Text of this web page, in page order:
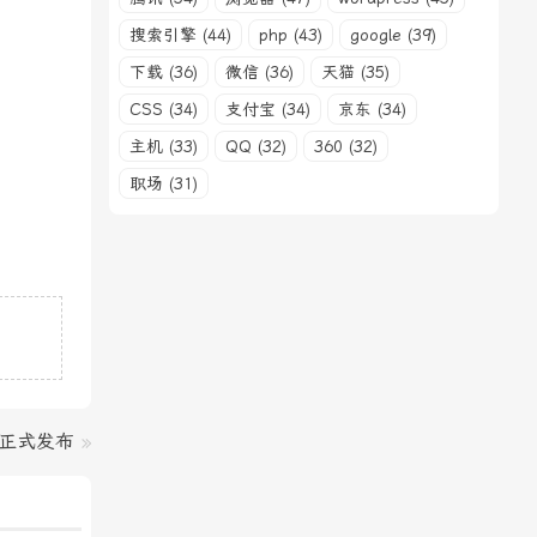
式发布 »
搜索引擎 (44)
php (43)
google (39)
下载 (36)
微信 (36)
天猫 (35)
CSS (34)
支付宝 (34)
京东 (34)
主机 (33)
QQ (32)
360 (32)
职场 (31)